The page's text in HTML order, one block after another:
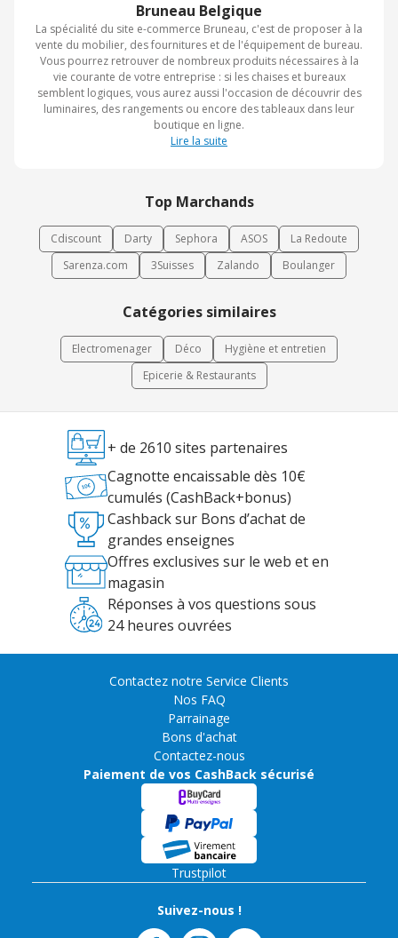
Bruneau Belgique
La spécialité du site e-commerce Bruneau, c'est de proposer à la
vente du mobilier, des fournitures et de l'équipement de bureau.
Vous pourrez retrouver de nombreux produits nécessaires à la
vie courante de votre entreprise : si les chaises et bureaux
semblent logiques, vous aurez aussi l'occasion de découvrir des
luminaires, des rangements ou encore des tableaux dans leur
boutique en ligne.
Lire la suite
Top Marchands
Cdiscount Darty Sephora ASOS
La Redoute
Sarenza.com
3Suisses Zalando Boulanger
Catégories similaires
Electromenager Déco
Hygiène et entretien
Epicerie & Restaurants
+ de 2610 sites partenaires
Cagnotte encaissable dès 10€
cumulés (CashBack+bonus)
Cashback sur Bons d’achat de
grandes enseignes
Offres exclusives sur le web et en
magasin
Réponses à vos questions sous
24 heures ouvrées
Contactez notre Service Clients
Nos FAQ
Parrainage
Bons d'achat
Contactez-nous
Paiement de vos CashBack sécurisé
Trustpilot
Suivez-nous !